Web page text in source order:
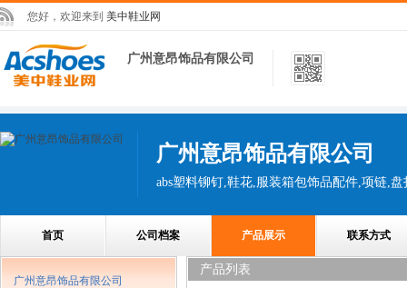
您好，欢迎来到 美中鞋业网
广州意昂饰品有限公司
广州意昂饰品有限公司
abs塑料铆钉,鞋花,服装箱包饰品配件,项链,盘
首页 公司档案 产品展示 联系方式
广州意昂饰品有限公司
产品列表